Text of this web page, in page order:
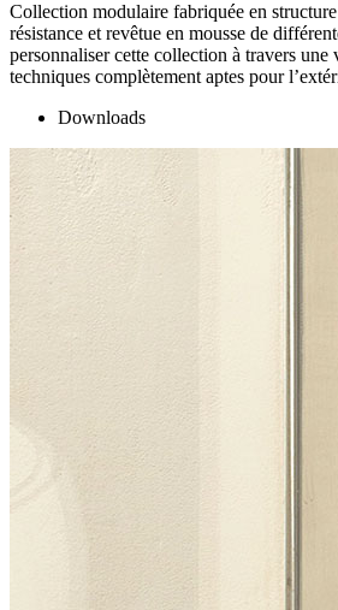
Collection modulaire fabriquée en
résistance et revêtue en mousse de
personnaliser cette collection à travers une
techniques complètement aptes pour
Downloads